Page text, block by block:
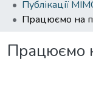
Працюємо